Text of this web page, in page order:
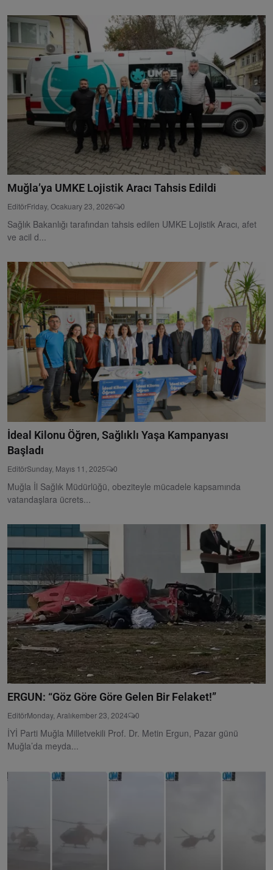
Muğla’ya UMKE Lojistik Aracı Tahsis Edildi
EditörFriday, Ocakuary 23, 2026 0
Sağlık Bakanlığı tarafından tahsis edilen UMKE Lojistik Aracı, afet
ve acil d...
İdeal Kilonu Öğren, Sağlıklı Yaşa Kampanyası
Başladı
EditörSunday, Mayıs 11, 2025 0
Muğla İl Sağlık Müdürlüğü, obeziteyle mücadele kapsamında
vatandaşlara ücrets...
ERGUN: “Göz Göre Göre Gelen Bir Felaket!”
EditörMonday, Aralıkember 23, 2024 0
İYİ Parti Muğla Milletvekili Prof. Dr. Metin Ergun, Pazar günü
Muğla’da meyda...